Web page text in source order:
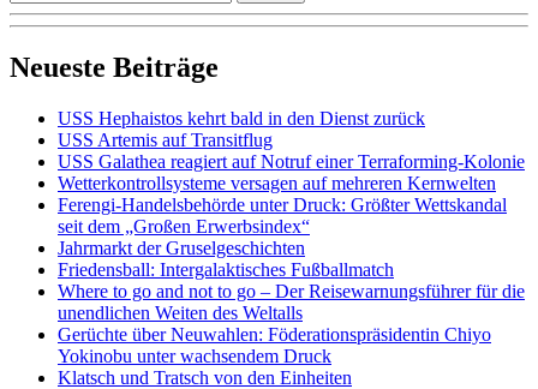
Neueste Beiträge
USS Hephaistos kehrt bald in den Dienst zurück
USS Artemis auf Transitflug
USS Galathea reagiert auf Notruf einer Terraforming-Kolonie
Wetterkontrollsysteme versagen auf mehreren Kernwelten
Ferengi-Handelsbehörde unter Druck: Größter Wettskandal
seit dem „Großen Erwerbsindex“
Jahrmarkt der Gruselgeschichten
Friedensball: Intergalaktisches Fußballmatch
Where to go and not to go – Der Reisewarnungsführer für die
unendlichen Weiten des Weltalls
Gerüchte über Neuwahlen: Föderationspräsidentin Chiyo
Yokinobu unter wachsendem Druck
Klatsch und Tratsch von den Einheiten